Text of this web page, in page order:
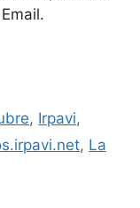
, Irpavi,
, La